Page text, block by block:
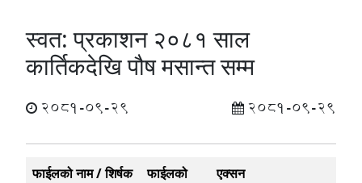
स्वत: प्रकाशन २०८१ साल
कार्तिकदेखि पौष मसान्त सम्म
2081-09-29 2081-09-29
फाईलको नाम / शिर्षक
फाईलको
एक्सन